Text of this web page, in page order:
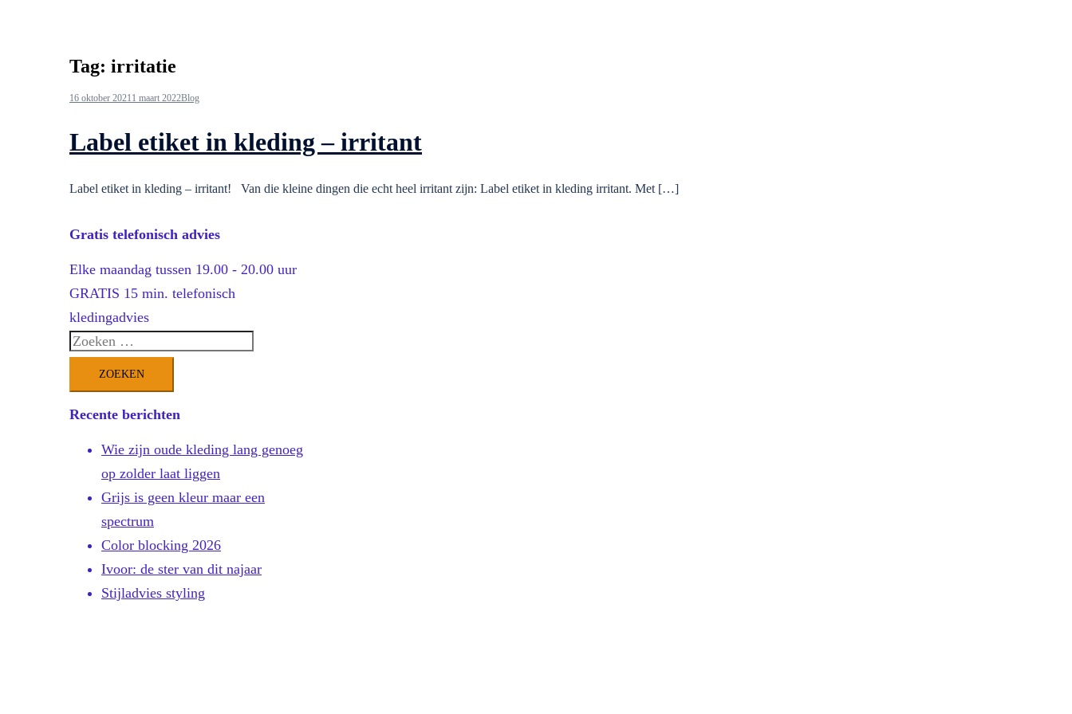
Tag: irritatie
16 oktober 2021 1 maart 2022Blog
Label etiket in kleding – irritant
Label etiket in kleding – irritant! Van die kleine dingen die echt heel irritant zijn: Label etiket in kleding irritant. Met […]
Gratis telefonisch advies
Elke maandag tussen 19.00 - 20.00 uur
GRATIS 15 min. telefonisch
kledingadvies
Zoeken
Recente berichten
Wie zijn oude kleding lang genoeg
op zolder laat liggen
Grijs is geen kleur maar een
spectrum
Color blocking 2026
Ivoor: de ster van dit najaar
Stijladvies styling